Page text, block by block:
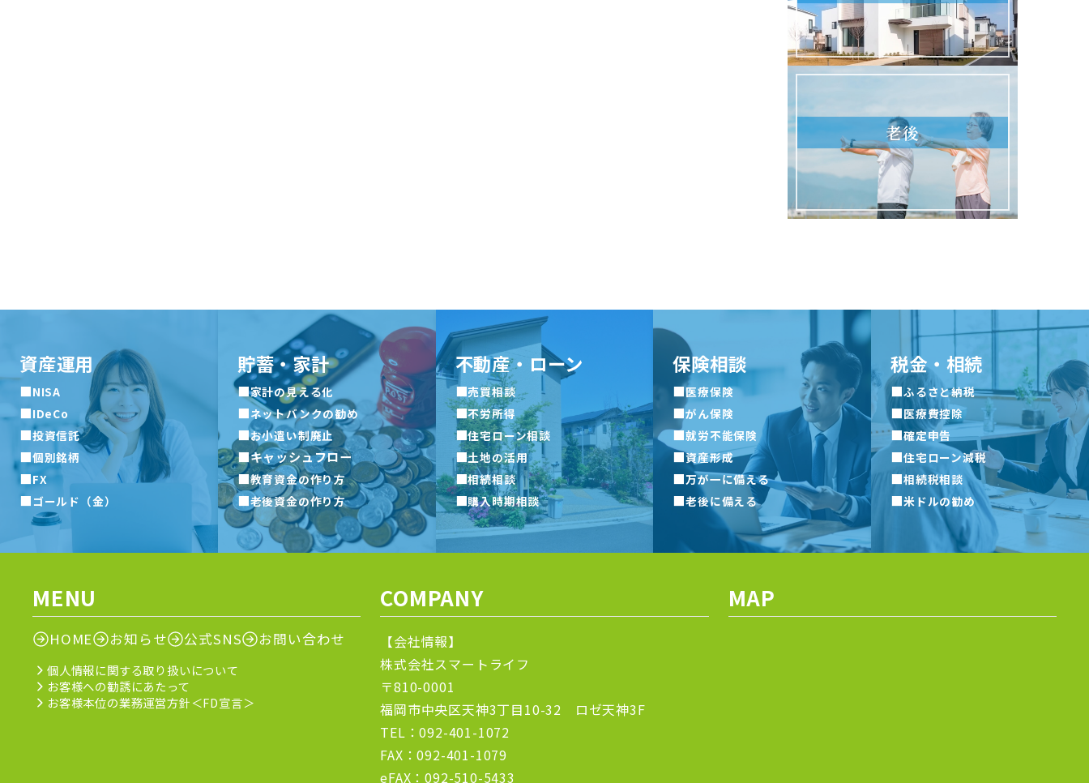
老後
資産運用
■NISA
■IDeCo
■投資信託
■個別銘柄
■FX
■ ゴールド（金）
貯蓄・家計
■家計の見える化
■ネットバンクの勧め
■お小遣い制廃止
■キャッシュフロー
■教育資金の作り方
■老後資金の作り方
不動産・ローン
■売買相談
■不労所得
■住宅ローン相談
■土地の活用
■相続相談
■購入時期相談
保険相談
■医療保険
■がん保険
■就労不能保険
■資産形成
■万が一に備える
■老後に備える
税金・相続
■ふるさと納税
■医療費控除
■確定申告
■住宅ローン減税
■相続税相談
■米ドルの勧め
MENU
HOME お知らせ 公式SNS お問い合わせ
個人情報に関する取り扱いについて
お客様への勧誘にあたって
お客様本位の業務運営方針＜FD宣言＞
COMPANY
【会社情報】
株式会社スマートライフ
〒810-0001
福岡市中央区天神3丁目10-32 ロゼ天神3F
TEL：092-401-1072
FAX：092-401-1079
eFAX：092-510-5433
MAP